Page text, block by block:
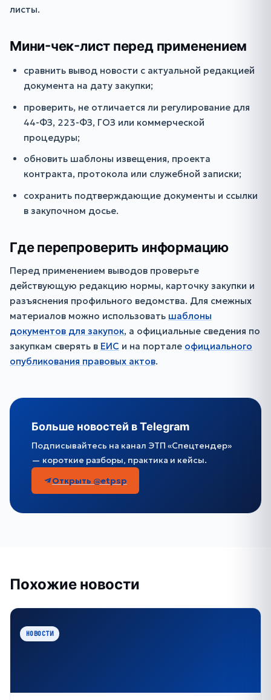
листы.
Мини-чек-лист перед применением
сравнить вывод новости с актуальной редакцией
документа на дату закупки;
проверить, не отличается ли регулирование для
44-ФЗ, 223-ФЗ, ГОЗ или коммерческой
процедуры;
обновить шаблоны извещения, проекта
контракта, протокола или служебной записки;
сохранить подтверждающие документы и ссылки
в закупочном досье.
Где перепроверить информацию
Перед применением выводов проверьте
действующую редакцию нормы, карточку закупки и
разъяснения профильного ведомства. Для смежных
материалов можно использовать шаблоны
документов для закупок, а официальные сведения по
закупкам сверять в ЕИС и на портале официального
опубликования правовых актов.
Больше новостей в Telegram
Подписывайтесь на канал ЭТП «Спецтендер»
— короткие разборы, практика и кейсы.
Открыть @etpsp
Похожие новости
НОВОСТИ